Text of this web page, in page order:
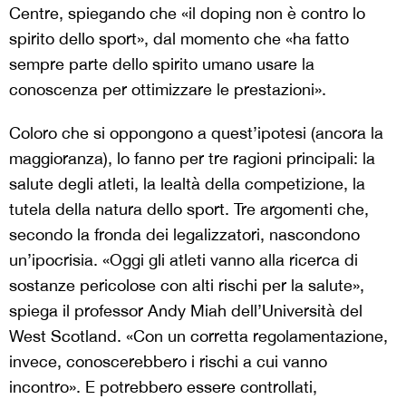
Centre, spiegando che «il doping non è contro lo
spirito dello sport», dal momento che «ha fatto
sempre parte dello spirito umano usare la
conoscenza per ottimizzare le prestazioni».
Coloro che si oppongono a quest’ipotesi (ancora la
maggioranza), lo fanno per tre ragioni principali: la
salute degli atleti, la lealtà della competizione, la
tutela della natura dello sport. Tre argomenti che,
secondo la fronda dei legalizzatori, nascondono
un’ipocrisia. «Oggi gli atleti vanno alla ricerca di
sostanze pericolose con alti rischi per la salute»,
spiega il professor Andy Miah dell’Università del
West Scotland. «Con un corretta regolamentazione,
invece, conoscerebbero i rischi a cui vanno
incontro». E potrebbero essere controllati,